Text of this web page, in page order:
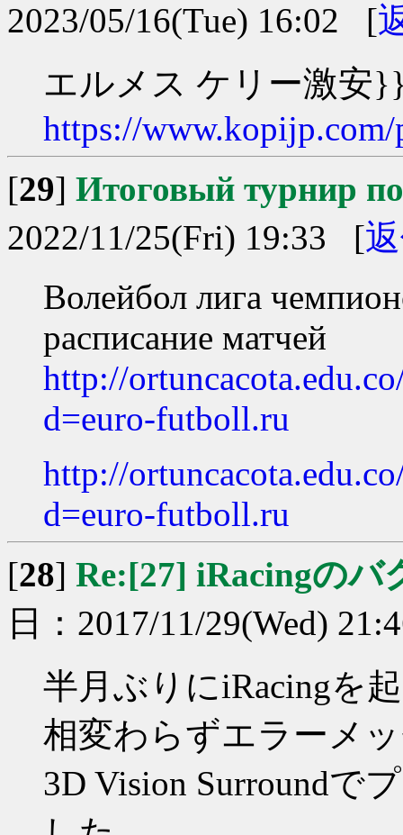
2023/05/16(Tue) 16:02 [
エルメス ケリー激
https://
[29] Итоговый турнир
2022/11/25(Fri) 19:33 [
Волейбол лига
расписание матчей
http://
d=euro-futboll.ru
http://
d=euro-futboll.ru
[28] Re:[27] iRacingのバ
日：2017/11/29(Wed)
半月ぶりにiRacingを
相変わらずエラーメ
3D Vision Surroundで